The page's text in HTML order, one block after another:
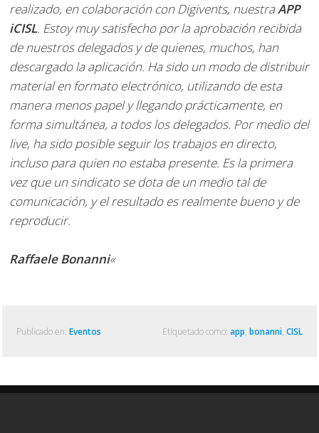
realizado, en colaboración con Digivents, nuestraAPP
iCISL. Estoy muy satisfecho por la aprobación recibida
de nuestros delegados y de quienes, muchos, han
descargado la aplicación. Ha sido un modo de distribuir
material en formato electrónico, utilizando de esta
manera menos papel y llegando prácticamente, en
forma simultánea, a todos los delegados. Por medio del
live, ha sido posible seguir los trabajos en directo,
incluso para quien no estaba presente. Es la primera
vez que un sindicato se dota de un medio tal de
comunicación, y el resultado es realmente bueno y de
reproducir.
Raffaele Bonanni«
Publicado en: Eventos Etiquetado como: app, bonanni, CISL